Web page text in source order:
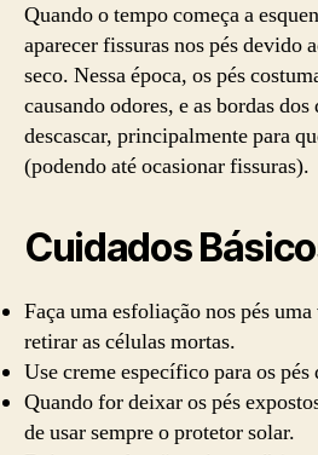
Quando o tempo começa a
aparecer fissuras nos pés devido
seco. Nessa época, os pés
causando odores, e as bordas dos
descascar, principalmente para
(podendo até ocasionar fissuras).
Cuidados
Faça uma esfoliação nos pés
retirar as células mortas.
Use creme específico para os
Quando for deixar os pés
de usar sempre o protetor solar.